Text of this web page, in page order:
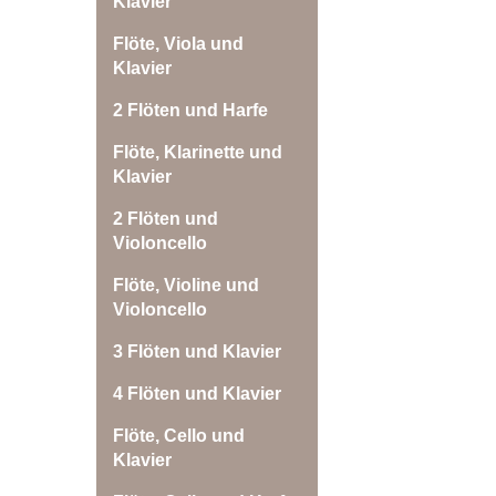
Flöte, Viola und
Klavier
2 Flöten und Harfe
Flöte, Klarinette und
Klavier
2 Flöten und
Violoncello
Flöte, Violine und
Violoncello
3 Flöten und Klavier
4 Flöten und Klavier
Flöte, Cello und
Klavier